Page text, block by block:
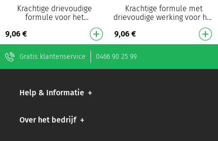
Krachtige drievoudige
formule voor het
immuunsysteem¹˒²˒³ 10 mg
(100 % NRV) zink per capsule
Dekt de dagelijkse behoeft…
9,06€
Krachtige formule met
drievoudige werking voor het
immuunsysteem¹˒²˒³ 1000
mg (1250 % NRV) vitamine C
per dosis Dekt de…
9,06€
Gratis klantenservice 0466 90 25 99
Help & Informatie
Over het bedrijf